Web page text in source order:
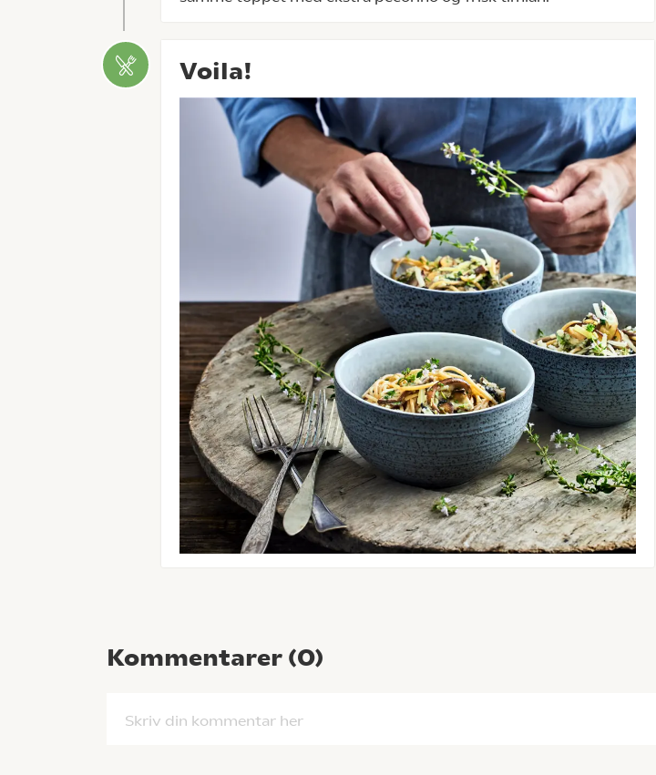
Voila!
Kommentarer (0)
Skriv din kommentar her